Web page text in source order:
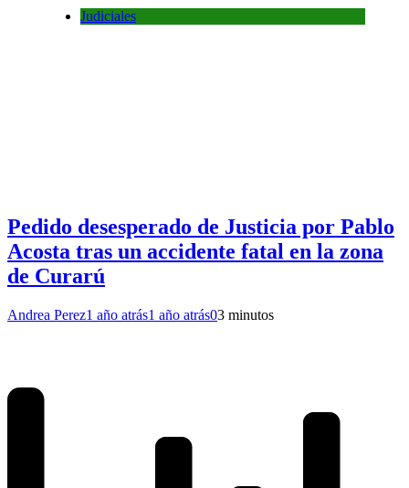
Judiciales
Pedido desesperado de Justicia por Pablo
Acosta tras un accidente fatal en la zona
de Curarú
Andrea Perez1 año atrás1 año atrás03 minutos